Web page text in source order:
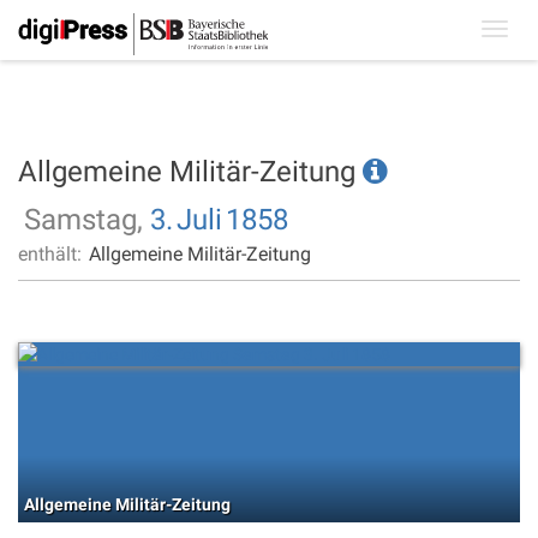
Allgemeine Militär-Zeitung
Samstag, 3.Juli 1858
enthält: Allgemeine Militär-Zeitung
Allgemeine Militär-Zeitung